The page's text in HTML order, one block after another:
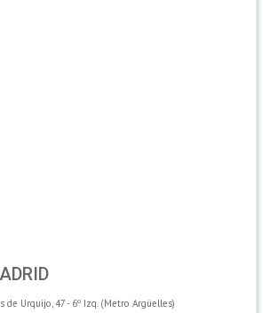
de Urquijo, 47 - 6º Izq. (Metro Argüelles)